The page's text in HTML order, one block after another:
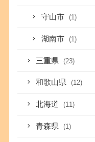
守山市 (1)
湖南市 (1)
三重県 (23)
和歌山県 (12)
北海道 (11)
青森県 (1)